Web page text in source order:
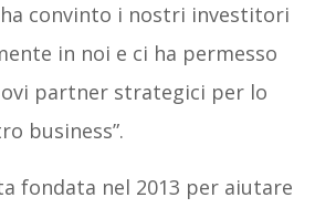
convinto i nostri investitori
in noi e ci ha permesso
partner strategici per lo
business”.
fondata nel 2013 per aiutare